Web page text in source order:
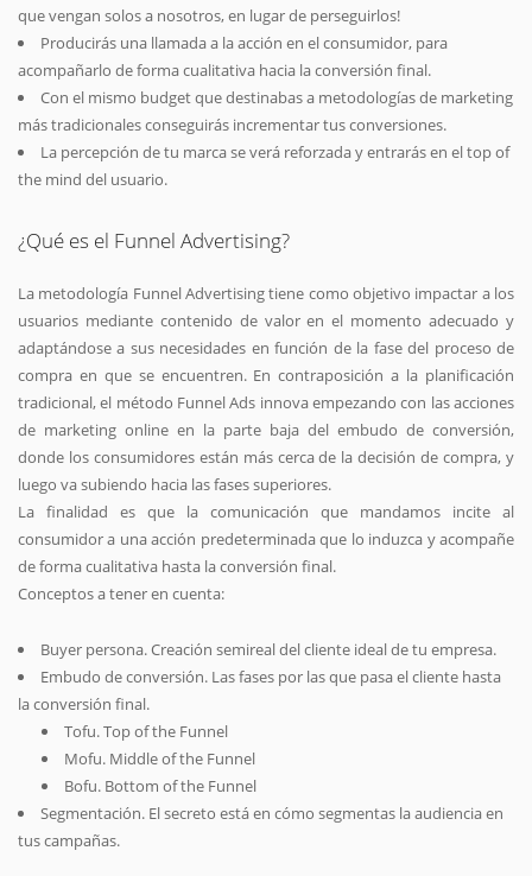
que vengan solos a nosotros, en lugar de perseguirlos!
Producirás una llamada a la acción en el consumidor, para
acompañarlo de forma cualitativa hacia la conversión final.
Con el mismo budget que destinabas a metodologías de marketing
más tradicionales conseguirás incrementar tus conversiones.
La percepción de tu marca se verá reforzada y entrarás en el top of
the mind del usuario.
¿Qué es el Funnel Advertising?
La metodología Funnel Advertising tiene como objetivo impactar a los
usuarios mediante contenido de valor en el momento adecuado y
adaptándose a sus necesidades en función de la fase del proceso de
compra en que se encuentren. En contraposición a la planificación
tradicional, el método Funnel Ads innova empezando con las acciones
de marketing online en la parte baja del embudo de conversión,
donde los consumidores están más cerca de la decisión de compra, y
luego va subiendo hacia las fases superiores.
La finalidad es que la comunicación que mandamos incite al
consumidor a una acción predeterminada que lo induzca y acompañe
de forma cualitativa hasta la conversión final.
Conceptos a tener en cuenta:
Buyer persona. Creación semireal del cliente ideal de tu empresa.
Embudo de conversión. Las fases por las que pasa el cliente hasta
la conversión final.
Tofu. Top of the Funnel
Mofu. Middle of the Funnel
Bofu. Bottom of the Funnel
Segmentación. El secreto está en cómo segmentas la audiencia en
tus campañas.